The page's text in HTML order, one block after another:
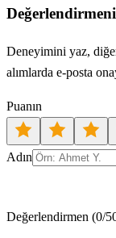
Deneyimini yaz, diğer
alımlarda e-posta
Puanın
Adın
Değerlendirmen (0/